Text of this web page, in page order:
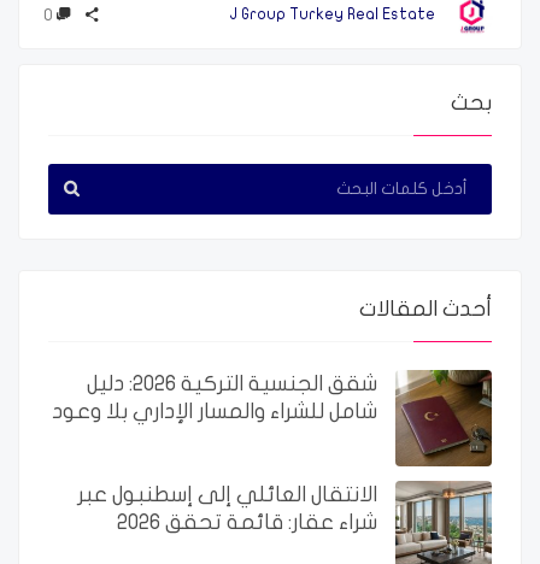
J Group Turkey Real Estate
0
بحث
أحدث المقالات
شقق الجنسية التركية 2026: دليل
شامل للشراء والمسار الإداري بلا وعود
الانتقال العائلي إلى إسطنبول عبر
شراء عقار: قائمة تحقق 2026